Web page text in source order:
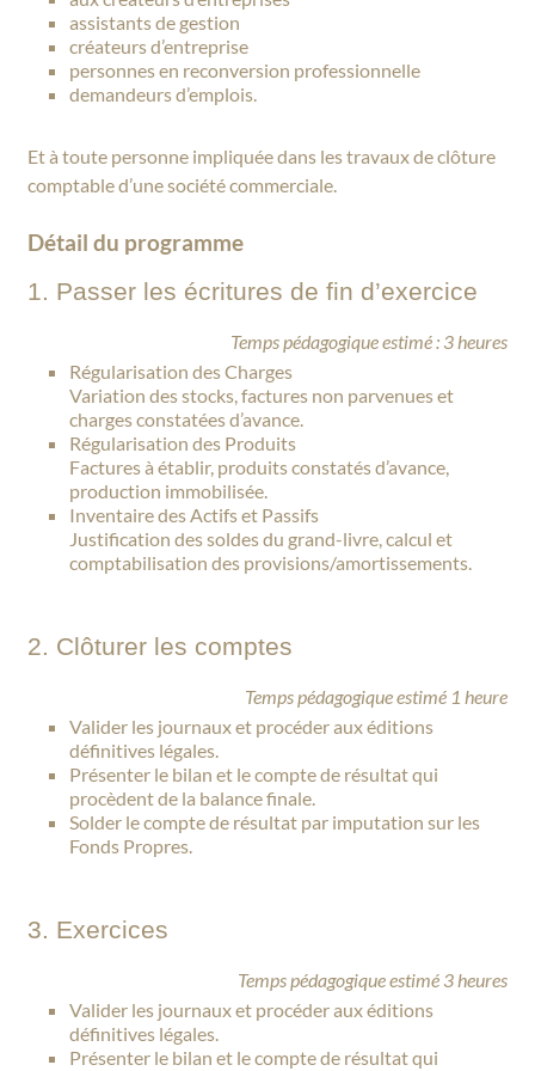
assistants de gestion
créateurs d’entreprise
personnes en reconversion professionnelle
demandeurs d’emplois.
Et à toute personne impliquée dans les travaux de clôture
comptable d’une société commerciale.
Détail du programme
1. Passer les écritures de fin d’exercice
Temps pédagogique estimé : 3 heures
Régularisation des Charges
Variation des stocks, factures non parvenues et
charges constatées d’avance.
Régularisation des Produits
Factures à établir, produits constatés d’avance,
production immobilisée.
Inventaire des Actifs et Passifs
Justification des soldes du grand-livre, calcul et
comptabilisation des provisions/amortissements.
2. Clôturer les comptes
Temps pédagogique estimé 1 heure
Valider les journaux et procéder aux éditions
définitives légales.
Présenter le bilan et le compte de résultat qui
procèdent de la balance finale.
Solder le compte de résultat par imputation sur les
Fonds Propres.
3. Exercices
Temps pédagogique estimé 3 heures
Valider les journaux et procéder aux éditions
définitives légales.
Présenter le bilan et le compte de résultat qui